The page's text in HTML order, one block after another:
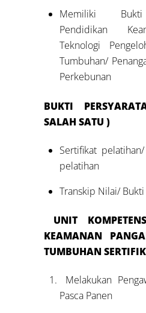
Memiliki Bukti
Pendidikan
Teknologi
Tumbuhan/
Perkebunan
BUKTI
SALAH SATU )
Sertifikat
pelatihan
Transkip Nilai/ Bukti
UNIT
KEAMANAN
TUMBUHAN
Melakukan
Pasca Panen